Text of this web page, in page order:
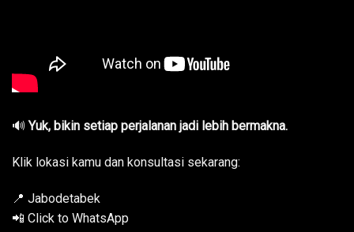
🔊 Yuk, bikin setiap perjalanan jadi lebih bermakna.
Klik lokasi kamu dan konsultasi sekarang:
📍 Jabodetabek
📲 Click to WhatsApp